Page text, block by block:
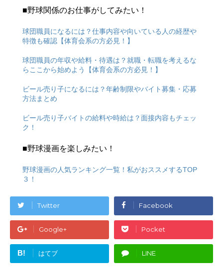
■野球関係のお仕事がしてみたい！
球団職員になるには？仕事内容や向いている人の経歴や
特徴も確認【体育会系の方必見！】
球団職員の年収や給料・待遇は？就職・転職を考えるな
らここから始めよう【体育会系の方必見！】
ビール売り子になるには？年齢制限やバイト募集・応募
方法まとめ
ビール売り子バイトの給料や時給は？面接内容もチェッ
ク！
■野球漫画を楽しみたい！
野球漫画の人気ランキング一覧！私がおススメするTOP
３！
Twitter Facebook
Google+ Pocket
B! はてブ LINE